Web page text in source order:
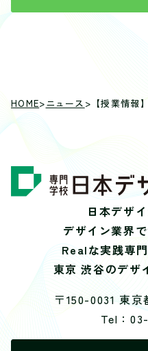
HOME>ニュース > 【授業情
日本デザ
デザイン業界
Realな実践専
東京 渋谷のデザ
〒150-0031 東
Tel：